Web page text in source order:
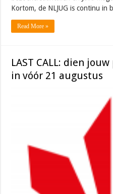
Kortom, de NLJUG is continu in
Read More »
LAST CALL: dien
in vóór 21 augustus